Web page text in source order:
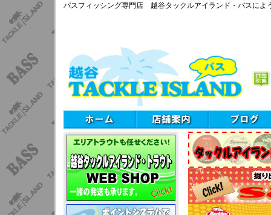
バスフィッシング専門店 越谷タックルアイランド・バスによ